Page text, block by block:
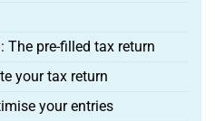
The pre-filled tax return
your tax return
your entries